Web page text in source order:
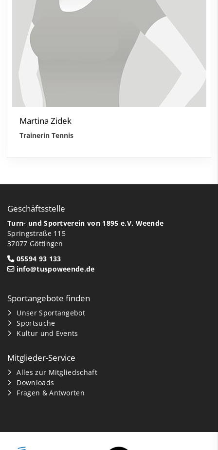
Martina Zidek
Trainerin Tennis
Geschäftsstelle
Turn- und Sportverein von 1895 e.V. Weende
Springstraße 115
37077 Göttingen
05594 93 133
info@tuspoweende.de
Sportangebote finden
Unser Sportangebot
Sportsuche
Kultur und Events
Mitglieder-Service
Alles zur Mitgliedschaft
Downloads
Fragen & Antworten